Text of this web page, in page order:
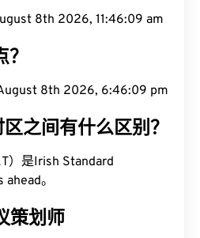
8th 2026, 11:46:10 am
8th 2026, 6:46:10 pm
之间有什么区别？
）是Irish Standard
。
策划师